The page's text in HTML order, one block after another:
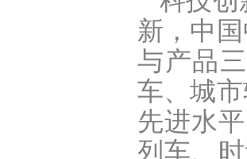
新，中
与产品
车、城
先进水
列车、